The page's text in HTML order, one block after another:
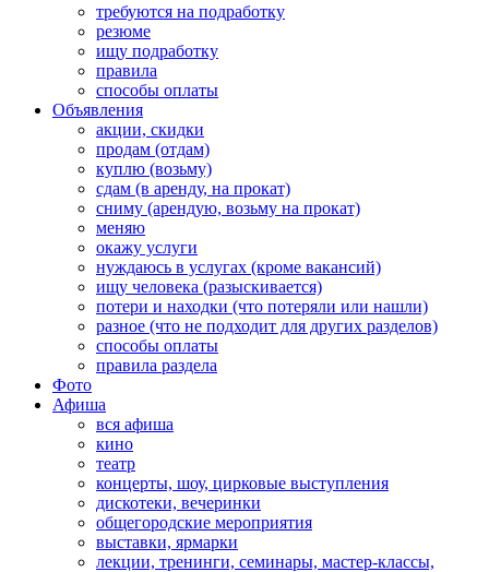
требуются на подработку
резюме
ищу подработку
правила
способы оплаты
Объявления
акции, скидки
продам (отдам)
куплю (возьму)
сдам (в аренду, на прокат)
сниму (арендую, возьму на прокат)
меняю
окажу услуги
нуждаюсь в услугах (кроме вакансий)
ищу человека (разыскивается)
потери и находки (что потеряли или нашли)
разное (что не подходит для других разделов)
способы оплаты
правила раздела
Фото
Афиша
вся афиша
кино
театр
концерты, шоу, цирковые выступления
дискотеки, вечеринки
общегородские мероприятия
выставки, ярмарки
лекции, тренинги, семинары, мастер-классы,